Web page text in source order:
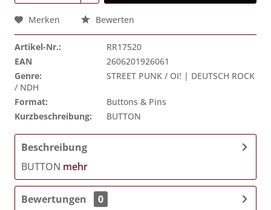
Merken Bewerten
Artikel-Nr.:
RR17520
EAN
2606201926061
Genre:
STREET PUNK / OI! | DEUTSCH ROCK
/ NDH
Format:
Buttons & Pins
Kurzbeschreibung:
BUTTON
Beschreibung
BUTTON mehr
Bewertungen
0